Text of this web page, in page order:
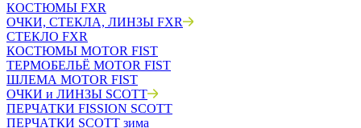
КОСТЮМЫ FXR
ОЧКИ, СТЕКЛА, ЛИНЗЫ FXR
СТЕКЛО FXR
КОСТЮМЫ MOTOR FIST
ТЕРМОБЕЛЬЁ MOTOR FIST
ШЛЕМА MOTOR FIST
ОЧКИ и ЛИНЗЫ SCOTT
ПЕРЧАТКИ FISSION SCOTT
ПЕРЧАТКИ SCOTT зима